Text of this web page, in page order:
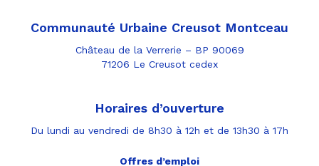
Communauté Urbaine Creusot Montceau
Château de la Verrerie – BP 90069
71206 Le Creusot cedex
Horaires d’ouverture
Du lundi au vendredi de 8h30 à 12h et de 13h30 à 17h
Offres d’emploi